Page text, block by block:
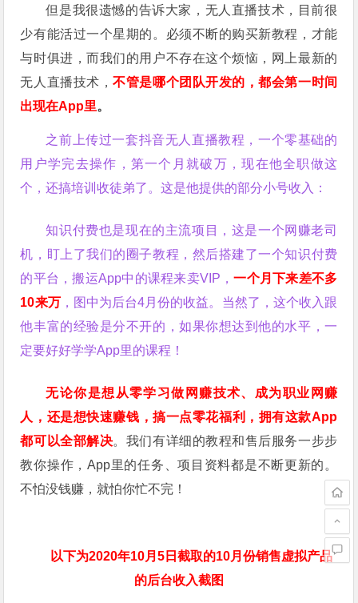
但是我很遗憾的告诉大家，无人直播技术，目前很
少有能活过一个星期的。必须不断的购买新教程，才能
与时俱进，而我们的用户不存在这个烦恼，网上最新的
无人直播技术，不管是哪个团队开发的，都会第一时间
出现在App里。
之前上传过一套抖音无人直播教程，一个零基础的
用户学完去操作，第一个月就破万，现在他全职做这
个，还搞培训收徒弟了。这是他提供的部分小号收入：
知识付费也是现在的主流项目，这是一个网赚老司
机，盯上了我们的圈子教程，然后搭建了一个知识付费
的平台，搬运App中的课程来卖VIP，一个月下来差不多
10来万，图中为后台4月份的收益。当然了，这个收入跟
他丰富的经验是分不开的，如果你想达到他的水平，一
定要好好学学App里的课程！
无论你是想从零学习做网赚技术、成为职业网赚
人，还是想快速赚钱，搞一点零花福利，拥有这款App
都可以全部解决。我们有详细的教程和售后服务一步步
教你操作，App里的任务、项目资料都是不断更新的。
不怕没钱赚，就怕你忙不完！
以下为2020年10月5日截取的10月份销售虚拟产品
的后台收入截图